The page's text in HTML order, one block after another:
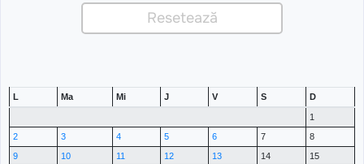
L Ma Mi J V S D
1
2
3 4 5 6 7
8
9
10 11 12 13 14
15